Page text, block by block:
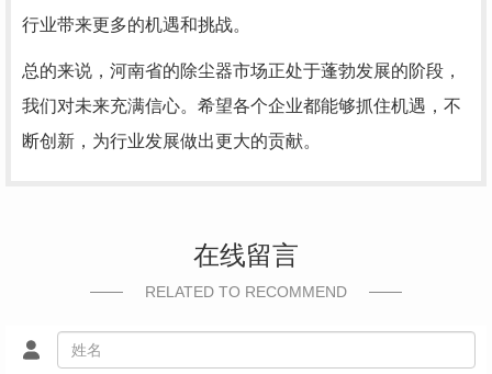
行业带来更多的机遇和挑战。
总的来说，河南省的除尘器市场正处于蓬勃发展的阶段，
我们对未来充满信心。希望各个企业都能够抓住机遇，不
断创新，为行业发展做出更大的贡献。
在线留言
RELATED TO RECOMMEND